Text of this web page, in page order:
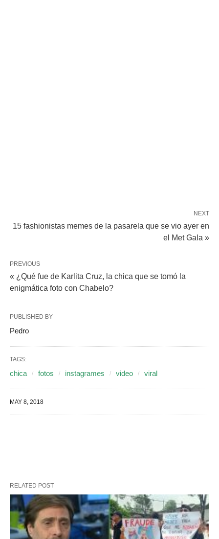
NEXT
15 fashionistas memes de la pasarela que se vio ayer en
el Met Gala »
PREVIOUS
« ¿Qué fue de Karlita Cruz, la chica que se tomó la
enigmática foto con Chabelo?
PUBLISHED BY
Pedro
TAGS:
chica fotos instagrames video viral
MAY 8, 2018
RELATED POST